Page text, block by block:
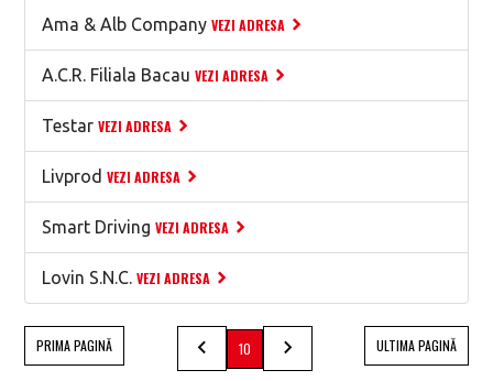
Ama & Alb Company VEZI ADRESA
A.C.R. Filiala Bacau VEZI ADRESA
Testar VEZI ADRESA
Livprod VEZI ADRESA
Smart Driving VEZI ADRESA
Lovin S.N.C. VEZI ADRESA
PRIMA PAGINĂ 10 ULTIMA PAGINĂ